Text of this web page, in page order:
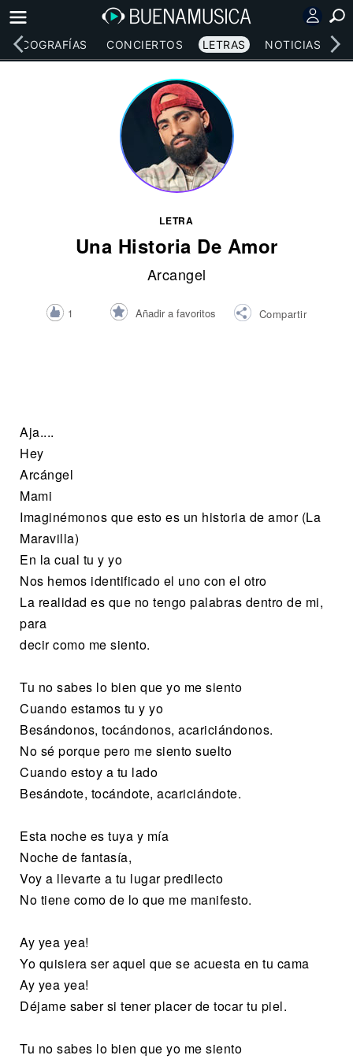
DISCOGRAFÍAS CONCIERTOS LETRAS NOTICIAS
LETRA
Una Historia De Amor
Arcangel
1 Añadir a favoritos Compartir
Aja....
Hey
Arcángel
Mami
Imaginémonos que esto es un historia de amor (La
Maravilla)
En la cual tu y yo
Nos hemos identificado el uno con el otro
La realidad es que no tengo palabras dentro de mi,
para
decir como me siento.
Tu no sabes lo bien que yo me siento
Cuando estamos tu y yo
Besándonos, tocándonos, acariciándonos.
No sé porque pero me siento suelto
Cuando estoy a tu lado
Besándote, tocándote, acariciándote.
Esta noche es tuya y mía
Noche de fantasía,
Voy a llevarte a tu lugar predilecto
No tiene como de lo que me manifesto.
Ay yea yea!
Yo quisiera ser aquel que se acuesta en tu cama
Ay yea yea!
Déjame saber si tener placer de tocar tu piel.
Tu no sabes lo bien que yo me siento